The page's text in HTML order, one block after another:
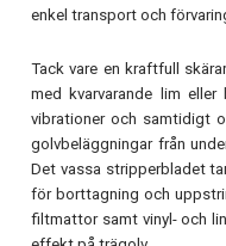
enkel transport och
Tack vare en kraftfull
med kvarvarande lim
vibrationer och samtidigt
golvbeläggningar från
Det vassa stripperbladet
för borttagning och
filtmattor samt vinyl- och